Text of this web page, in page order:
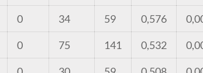
0 34 59 0,576
0 75 141 0,532